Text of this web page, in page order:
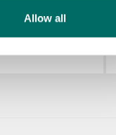
Allow all
Blocknycklar 24-32mm 7st i foam